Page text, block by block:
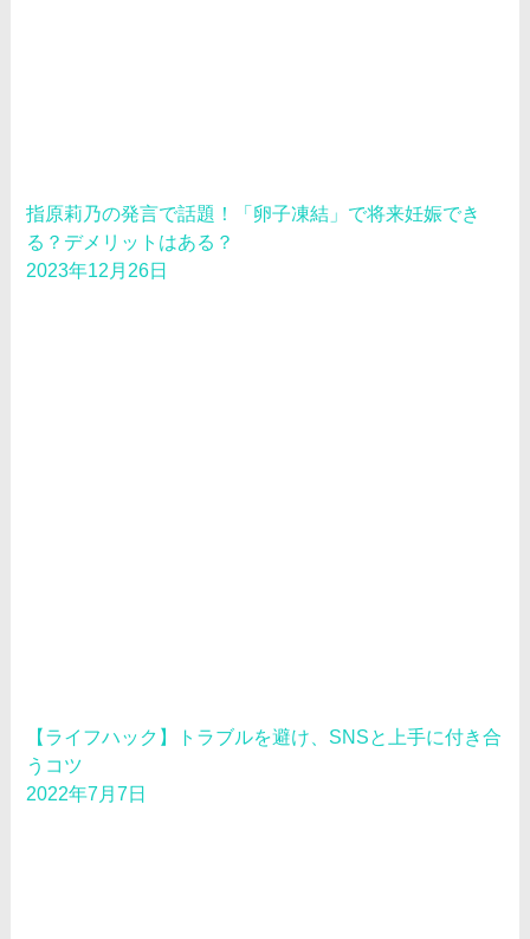
指原莉乃の発言で話題！「卵子凍結」で将来妊娠でき
る？デメリットはある？
2023年12月26日
【ライフハック】トラブルを避け、SNSと上手に付き合
うコツ
2022年7月7日